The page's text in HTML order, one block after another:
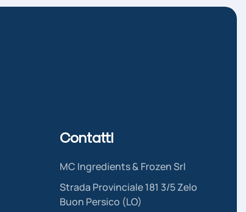
Contatti
MC Ingredients & Frozen Srl
Strada Provinciale 181 3/5 Zelo
Buon Persico (LO)